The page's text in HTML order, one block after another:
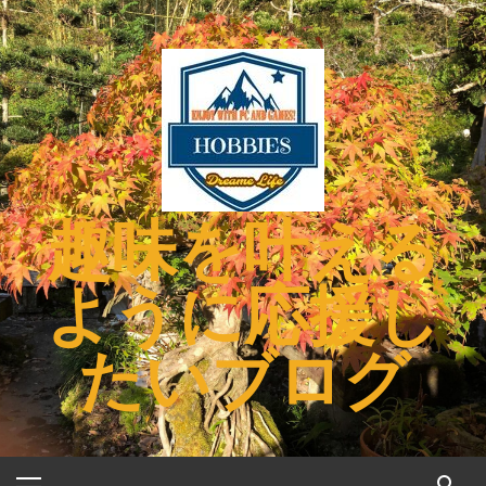
コ
ン
テ
ン
ツ
へ
ス
キ
ッ
プ
趣味を叶える
ように応援し
たいブログ